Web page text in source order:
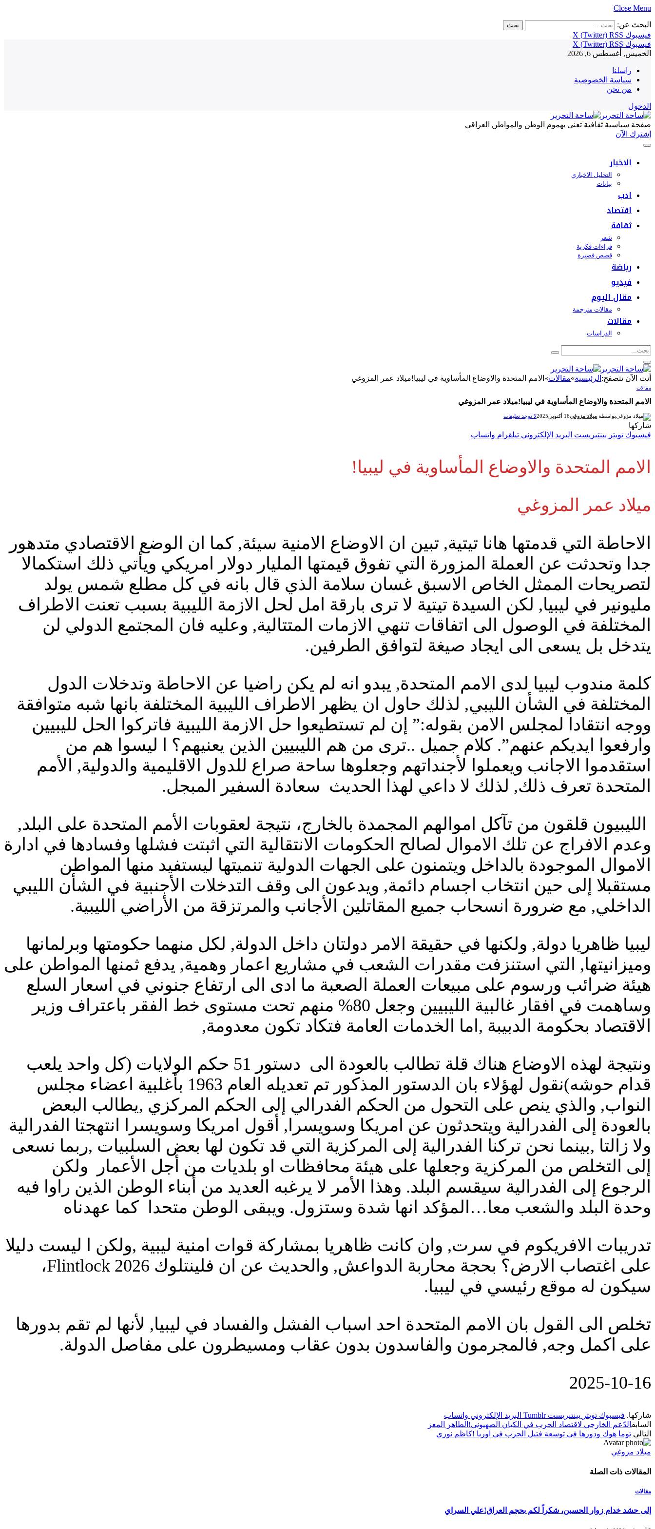
Close Menu
البحث عن:
فيسبوك
X (Twitter) RSS
فيسبوك
X (Twitter) RSS
الخميس, أغسطس 6, 2026
راسلنا
سياسة الخصوصية
من نحن
الدخول
صفحة سياسية ثقافية تعنى بهموم الوطن والمواطن العراقي
إشترك الآن
الاخبار
التحليل الاخباري
بيانات
ادب
اقتصاد
ثقافة
شعر
قراءات فكرية
قصص قصيرة
رياضة
فيديو
مقال اليوم
مقالات مترجمة
مقالات
الدراسات
أنت الآن تتصفح: الرئيسية»مقالات» الامم المتحدة والاوضاع المأساوية في ليبيا!ميلاد عمر المزوغي
مقالات
الامم المتحدة والاوضاع المأساوية في ليبيا!ميلاد عمر المزوغي
بواسطة ميلاد مزوغي16 أكتوبر,2025 لا توجد تعليقات
شاركها
فيسبوك تويتر بينتيريست البريد الإلكتروني تيلقرام واتساب
الامم المتحدة والاوضاع المأساوية في ليبيا!
ميلاد عمر المزوغي
الاحاطة التي قدمتها هانا تيتية, تبين ان الاوضاع الامنية سيئة, كما ان الوضع الاقتصادي متدهور
جدا وتحدثت عن العملة المزورة التي تفوق قيمتها المليار دولار امريكي ويأتي ذلك استكمالا
لتصريحات الممثل الخاص الاسبق غسان سلامة الذي قال بانه في كل مطلع شمس يولد
مليونير في ليبيا, لكن السيدة تيتية لا ترى بارقة امل لحل الازمة الليبية بسبب تعنت الاطراف
المختلفة في الوصول الى اتفاقات تنهي الازمات المتتالية, وعليه فان المجتمع الدولي لن
يتدخل بل يسعى الى ايجاد صيغة لتوافق الطرفين.
كلمة مندوب ليبيا لدى الامم المتحدة, يبدو انه لم يكن راضيا عن الاحاطة وتدخلات الدول
المختلفة في الشأن الليبي, لذلك حاول ان يظهر الاطراف الليبية المختلفة بانها شبه متوافقة
ووجه انتقادا لمجلس الامن بقوله:” إن لم تستطيعوا حل الازمة الليبية فاتركوا الحل لليبيين
وارفعوا ايديكم عنهم”. كلام جميل ..ترى من هم الليبيين الذين يعنيهم؟ ا ليسوا هم من
استقدموا الاجانب ويعملوا لأجنداتهم وجعلوها ساحة صراع للدول الاقليمية والدولية, الأمم
المتحدة تعرف ذلك, لذلك لا داعي لهذا الحديث سعادة السفير المبجل.
الليبيون قلقون من تآكل اموالهم المجمدة بالخارج، نتيجة لعقوبات الأمم المتحدة على البلد,
وعدم الافراج عن تلك الاموال لصالح الحكومات الانتقالية التي اثبتت فشلها وفسادها في ادارة
الاموال الموجودة بالداخل ويتمنون على الجهات الدولية تنميتها ليستفيد منها المواطن
مستقبلا إلى حين انتخاب اجسام دائمة, ويدعون الى وقف التدخلات الأجنبية في الشأن الليبي
الداخلي, مع ضرورة انسحاب جميع المقاتلين الأجانب والمرتزقة من الأراضي الليبية.
ليبيا ظاهريا دولة, ولكنها في حقيقة الامر دولتان داخل الدولة, لكل منهما حكومتها وبرلمانها
وميزانيتها, التي استنزفت مقدرات الشعب في مشاريع اعمار وهمية, يدفع ثمنها المواطن على
هيئة ضرائب ورسوم على مبيعات العملة الصعبة ما ادى الى ارتفاع جنوني في اسعار السلع
وساهمت في افقار غالبية الليبيين وجعل 80% منهم تحت مستوى خط الفقر باعتراف وزير
الاقتصاد بحكومة الدبيبة ,اما الخدمات العامة فتكاد تكون معدومة,
ونتيجة لهذه الاوضاع هناك قلة تطالب بالعودة الى دستور 51 حكم الولايات (كل واحد يلعب
قدام حوشه)نقول لهؤلاء بان الدستور المذكور تم تعديله العام 1963 بأغلبية اعضاء مجلس
النواب, والذي ينص على التحول من الحكم الفدرالي إلى الحكم المركزي ,يطالب البعض
بالعودة إلى الفدرالية ويتحدثون عن امريكا وسويسرا, أقول امريكا وسويسرا انتهجتا الفدرالية
ولا زالتا ,بينما نحن تركنا الفدرالية إلى المركزية التي قد تكون لها بعض السلبيات ,ربما نسعى
إلى التخلص من المركزية وجعلها على هيئة محافظات او بلديات من أجل الأعمار ولكن
الرجوع إلى الفدرالية سيقسم البلد. وهذا الأمر لا يرغبه العديد من أبناء الوطن الذين راوا فيه
وحدة البلد والشعب معا…المؤكد انها شدة وستزول. ويبقى الوطن متحدا كما عهدناه
تدريبات الافريكوم في سرت, وان كانت ظاهريا بمشاركة قوات امنية ليبية ,ولكن ا ليست دليلا
على اغتصاب الارض؟ بحجة محاربة الدواعش, والحديث عن ان فلينتلوك Flintlock 2026،
سيكون له موقع رئيسي في ليبيا.
تخلص الى القول بان الامم المتحدة احد اسباب الفشل والفساد في ليبيا, لأنها لم تقم بدورها
على اكمل وجه, فالمجرمون والفاسدون بدون عقاب ومسيطرون على مفاصل الدولة.
‎2025-‎10-‎16
شاركها. فيسبوك تويتر بينتيريست Tumblr البريد الإلكتروني واتساب
السابقالدّعم الخارجي لاقتصاد الحرب في الكيان الصهيوني!الطاهر المعز
التالي توما هوك ودورها في توسعة فتيل الحرب في اوربا !كاظم نوري
ميلاد مزوغي
المقالات ذات الصلة
مقالات
إلى حشد خدام زوار الحسين، شكراً لكم بحجم العراق!علي السراي